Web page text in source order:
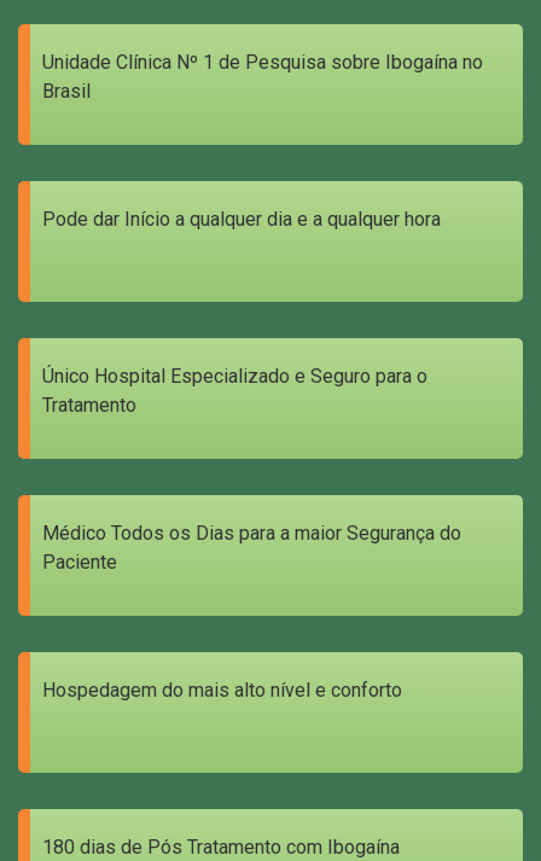
Unidade Clínica Nº 1 de Pesquisa sobre Ibogaína no
Brasil
Pode dar Início a qualquer dia e a qualquer hora
Único Hospital Especializado e Seguro para o
Tratamento
Médico Todos os Dias para a maior Segurança do
Paciente
Hospedagem do mais alto nível e conforto
180 dias de Pós Tratamento com Ibogaína